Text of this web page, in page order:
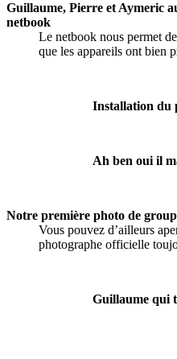
Guillaume, Pierre et Aymeric
netbook
Le netbook nous permet
que les appareils ont bien
Installation du
Ah ben oui il
Notre première photo de
Vous pouvez d’ailleurs
photographe officielle
Guillaume qui